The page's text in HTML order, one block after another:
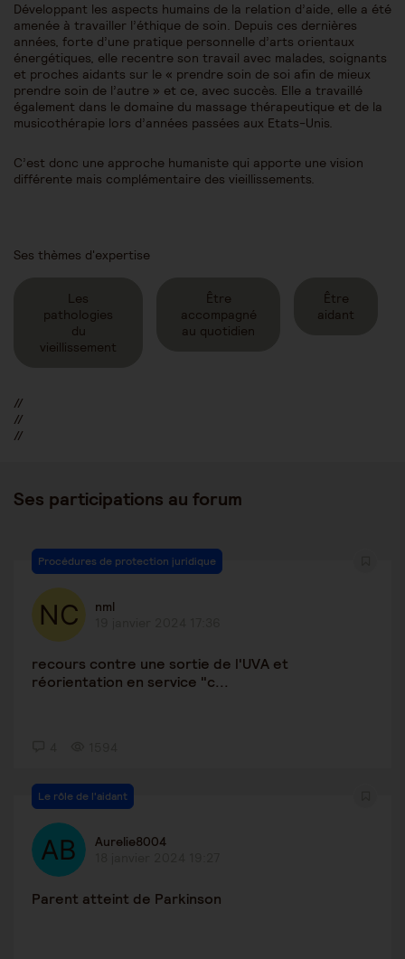
Développant les aspects humains de la relation d’aide, elle a été
amenée à travailler l’éthique de soin. Depuis ces dernières
années, forte d’une pratique personnelle d’arts orientaux
énergétiques, elle recentre son travail avec malades, soignants
et proches aidants sur le « prendre soin de soi afin de mieux
prendre soin de l’autre » et ce, avec succès. Elle a travaillé
également dans le domaine du massage thérapeutique et de la
musicothérapie lors d’années passées aux Etats-Unis.
C’est donc une approche humaniste qui apporte une vision
différente mais complémentaire des vieillissements.
Ses thèmes d'expertise
Les
pathologies
du
vieillissement
Être
accompagné
au quotidien
Être
aidant
//
//
//
Ses participations au forum
Procédures de protection juridique
nml
recours contre une sortie de l'UVA et
réorientation en service "c...
Le rôle de l'aidant
Aurelie8004
Parent atteint de Parkinson